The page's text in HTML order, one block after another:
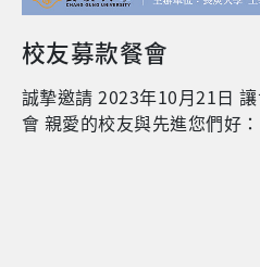
校友募款餐會
誠摯邀請 2023年10月21日
會 親愛的校友與先進您們好： 在「長庚大學」不斷
成長中，感謝有您們的參與